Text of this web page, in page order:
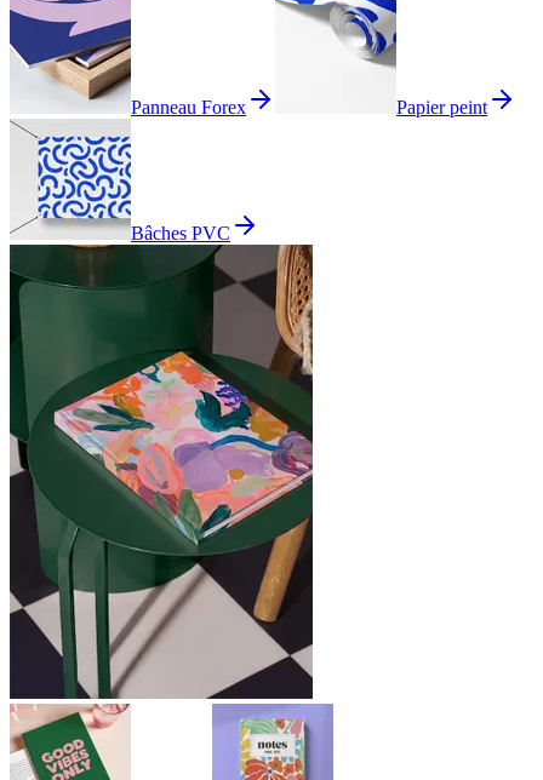
Panneau Forex Papier peint
Bâches PVC